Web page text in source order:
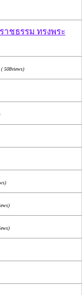
ชธรรม ทรงพระ
( 508views)